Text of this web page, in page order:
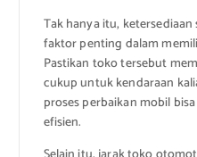
Tak hanya itu,
faktor penting dalam
Pastikan toko tersebut
cukup untuk kendaraan
proses perbaikan mobil
efisien.